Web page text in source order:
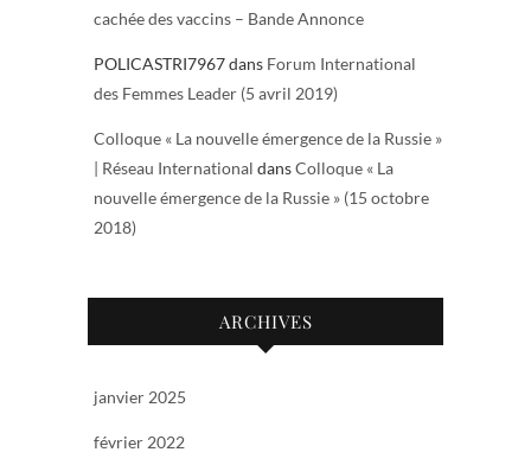
cachée des vaccins – Bande Annonce
POLICASTRI7967dans Forum International
des Femmes Leader (5 avril 2019)
Colloque « La nouvelle émergence de la Russie »
| Réseau International dansColloque « La
nouvelle émergence de la Russie » (15 octobre
2018)
ARCHIVES
janvier 2025
février 2022